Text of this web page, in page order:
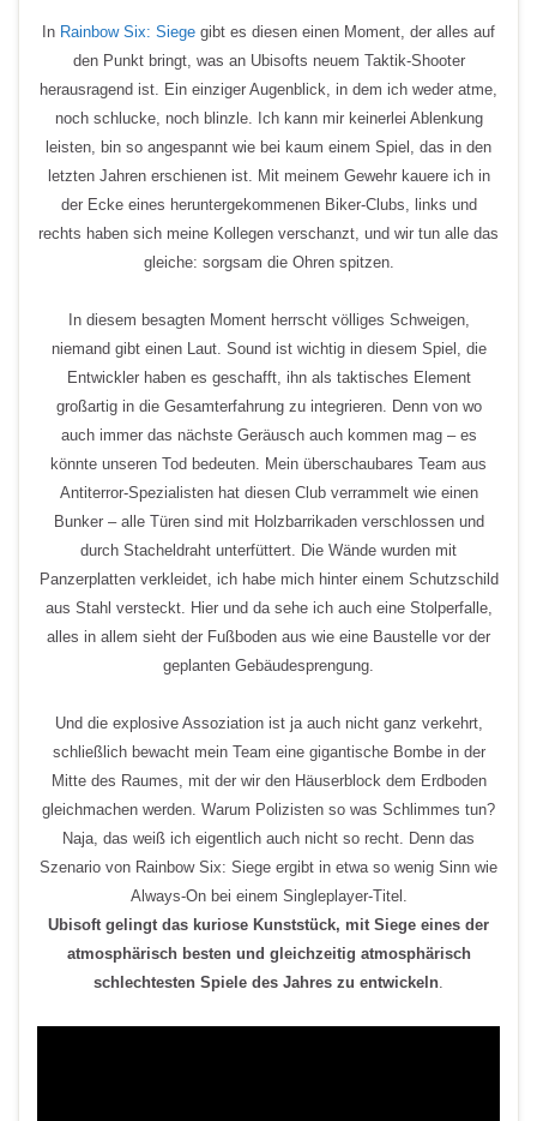
In Rainbow Six: Siege gibt es diesen einen Moment, der alles auf
den Punkt bringt, was an Ubisofts neuem Taktik-Shooter
herausragend ist. Ein einziger Augenblick, in dem ich weder atme,
noch schlucke, noch blinzle. Ich kann mir keinerlei Ablenkung
leisten, bin so angespannt wie bei kaum einem Spiel, das in den
letzten Jahren erschienen ist. Mit meinem Gewehr kauere ich in
der Ecke eines heruntergekommenen Biker-Clubs, links und
rechts haben sich meine Kollegen verschanzt, und wir tun alle das
gleiche: sorgsam die Ohren spitzen.
In diesem besagten Moment herrscht völliges Schweigen,
niemand gibt einen Laut. Sound ist wichtig in diesem Spiel, die
Entwickler haben es geschafft, ihn als taktisches Element
großartig in die Gesamterfahrung zu integrieren. Denn von wo
auch immer das nächste Geräusch auch kommen mag – es
könnte unseren Tod bedeuten. Mein überschaubares Team aus
Antiterror-Spezialisten hat diesen Club verrammelt wie einen
Bunker – alle Türen sind mit Holzbarrikaden verschlossen und
durch Stacheldraht unterfüttert. Die Wände wurden mit
Panzerplatten verkleidet, ich habe mich hinter einem Schutzschild
aus Stahl versteckt. Hier und da sehe ich auch eine Stolperfalle,
alles in allem sieht der Fußboden aus wie eine Baustelle vor der
geplanten Gebäudesprengung.
Und die explosive Assoziation ist ja auch nicht ganz verkehrt,
schließlich bewacht mein Team eine gigantische Bombe in der
Mitte des Raumes, mit der wir den Häuserblock dem Erdboden
gleichmachen werden. Warum Polizisten so was Schlimmes tun?
Naja, das weiß ich eigentlich auch nicht so recht. Denn das
Szenario von Rainbow Six: Siege ergibt in etwa so wenig Sinn wie
Always-On bei einem Singleplayer-Titel.
Ubisoft gelingt das kuriose Kunststück, mit Siege eines der
atmosphärisch besten und gleichzeitig atmosphärisch
schlechtesten Spiele des Jahres zu entwickel n.